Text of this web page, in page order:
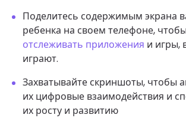
Поделитесь содержимым экрана
ребенка на своем телефоне,
отслеживать приложения и игры,
играют.
Захватывайте скриншоты, чтобы
их цифровые взаимодействия и
их росту и развитию